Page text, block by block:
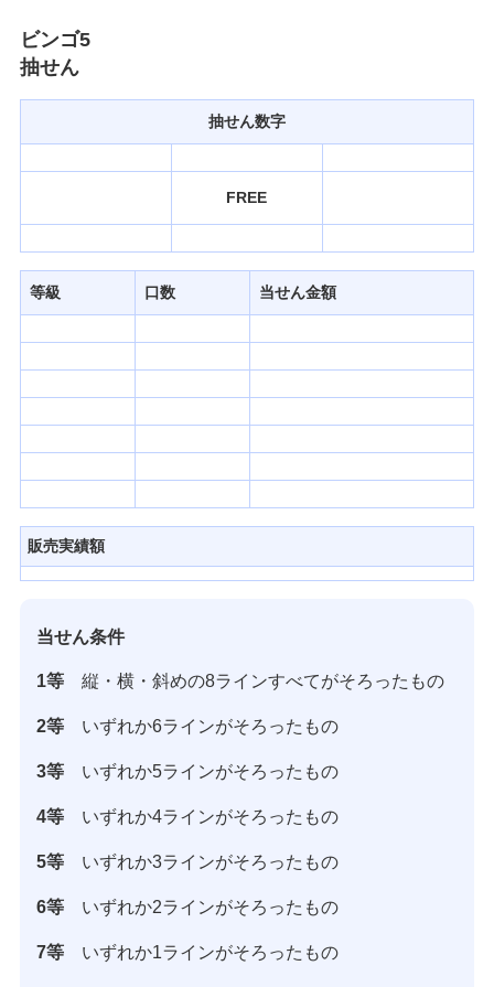
みずほ銀行店舗・ATM
みずほATM宝くじサービス
みずほ銀行について
ビンゴ5
抽せん
抽せん数字
FREE
等級 口数 当せん金額
販売実績額
当せん条件
1等 縦・横・斜めの8ラインすべてがそろったもの
2等 いずれか6ラインがそろったもの
3等 いずれか5ラインがそろったもの
4等 いずれか4ラインがそろったもの
5等 いずれか3ラインがそろったもの
6等 いずれか2ラインがそろったもの
7等 いずれか1ラインがそろったもの